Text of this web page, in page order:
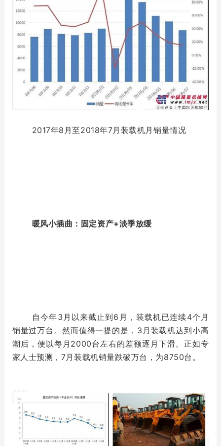
2017年8月至2018年7月装载机月销量情况
暖风小插曲：固定资产+淡季放缓
自今年3月以来截止到6月，装载机已连续4个月
销量过万台。然而值得一提的是，3月装载机达到小高
潮后，便以每月2000台左右的差额逐月下滑。正如专
家人士预测，7月装载机销量跌破万台，为8750台。